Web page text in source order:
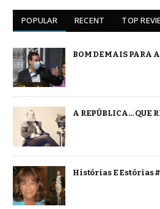
POPULAR RECENT TOP
BOM DEMAIS PARA
A REPÚBLICA… QUE
Histórias E Estórias